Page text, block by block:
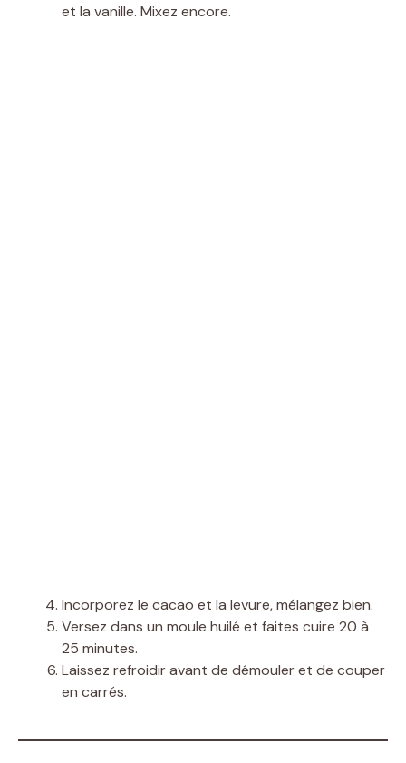
et la vanille. Mixez encore.
Incorporez le cacao et la levure, mélangez bien.
Versez dans un moule huilé et faites cuire 20 à
25 minutes.
Laissez refroidir avant de démouler et de couper
en carrés.